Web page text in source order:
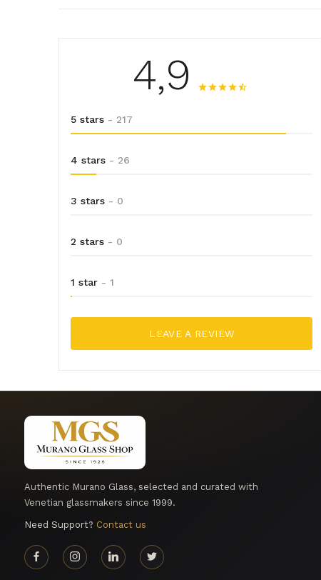
4,9
5 stars - 217
4 stars - 26
3 stars - 0
2 stars - 0
1 star - 1
LEAVE A REVIEW
Authentic Murano Glass, selected and curated with
Venetian glassmakers since 1999.
Need Support? Contact us